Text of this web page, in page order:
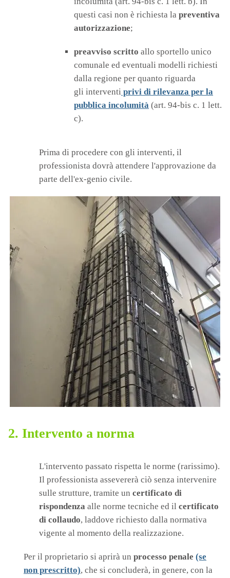
questi casi non è richiesta la preventiva
autorizzazione;
preavviso scritto allo sportello unico
comunale ed eventuali modelli richiesti
dalla regione per quanto riguarda
gli interventi privi di rilevanza per la
pubblica incolumità (art. 94-bis c. 1 lett.
c).
Prima di procedere con gli interventi, il
professionista dovrà attendere l'approvazione da
parte dell'ex-genio civile.
2. Intervento a norma
L'intervento passato rispetta le norme (rarissimo).
Il professionista assevererà ciò senza intervenire
sulle strutture, tramite un certificato di
rispondenza alle norme tecniche ed il certificato
di collaudo, laddove richiesto dalla normativa
vigente al momento della realizzazione.
Per il proprietario si aprirà un processo penale (se
non prescritto), che si concluderà, in genere, con la